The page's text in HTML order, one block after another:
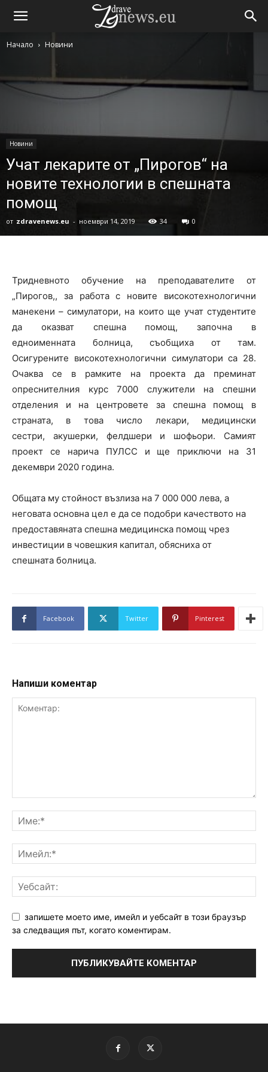
Начало Новини
Новини
Учат лекарите от „Пирогов“ на
новите технологии в спешната
помощ
от zdravenews.eu - ноември 14, 2019 34 0
Тридневното обучение на преподавателите от
„Пирогов,, за работа с новите високотехнологични
манекени – симулатори, на които ще учат студентите
да оказват спешна помощ, започна в
едноименната болница, съобщиха от там.
Осигурените високотехнологични симулатори са 28.
Очаква се в рамките на проекта да преминат
опреснителния курс 7000 служители на спешни
отделения и на центровете за спешна помощ в
страната, в това число лекари, медицински
сестри, акушерки, фелдшери и шофьори. Самият
проект се нарича ПУЛСС и ще приключи на 31
декември 2020 година.
Общата му стойност възлиза на 7 000 000 лева, а
неговата основна цел е да се подобри качеството на
предоставяната спешна медицинска помощ чрез
инвестиции в човешкия капитал, обясниха от
спешната болница.
Facebook Twitter Pinterest
Напиши коментар
запишете моето име, имейл и уебсайт в този браузър
за следващия път, когато коментирам.